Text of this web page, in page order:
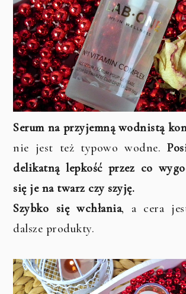
Serum na przyjemną wodnistą
nie jest też typowo wodne.
delikatną lepkość przez co
się je na twarz czy szyję.
Szybko się wchłania, a cera
dalsze produkty.